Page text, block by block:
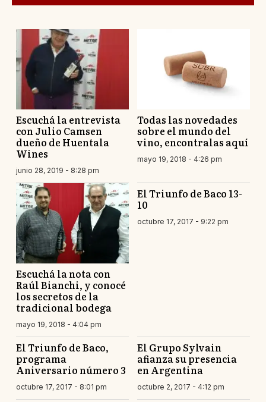
Escuchá la entrevista
con Julio Camsen
dueño de Huentala
Wines
junio 28, 2019 - 8:28 pm
Todas las novedades
sobre el mundo del
vino, encontralas aquí
mayo 19, 2018 - 4:26 pm
Escuchá la nota con
Raúl Bianchi, y conocé
los secretos de la
tradicional bodega
mayo 19, 2018 - 4:04 pm
El Triunfo de Baco 13-
10
octubre 17, 2017 - 9:22 pm
El Triunfo de Baco,
programa
Aniversario número 3
octubre 17, 2017 - 8:01 pm
El Grupo Sylvain
afianza su presencia
en Argentina
octubre 2, 2017 - 4:12 pm